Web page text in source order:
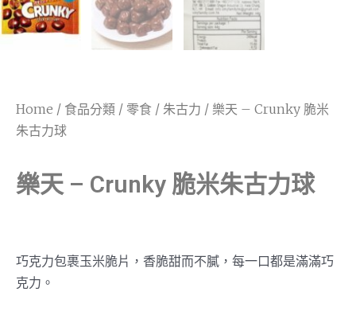
Home / 食品分類 / 零食 / 朱古力 / 樂天 – Crunky 脆米
朱古力球
樂天 – Crunky 脆米朱古力球
巧克力包裹玉米脆片，香脆甜而不膩，每一口都是滿滿巧
克力。